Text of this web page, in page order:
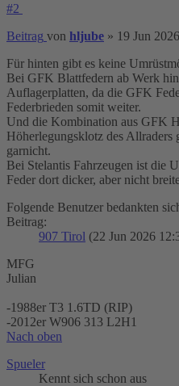
#2
Beitrag von hljube » 19 Jun
Für hinten gibt es keine
Bei GFK Blattfedern ab Werk
Auflagerplatten, da die GFK
Federbrieden somit weiter.
Und die Kombination aus GFK
Höherlegungsklotz des Allraders
garnicht.
Bei Stelantis Fahrzeugen ist die
Feder dort dicker, aber nicht
Folgende Benutzer bedankten
Beitrag:
907 Tirol (22 Jun 2026
MFG
Julian
-1988er T3 1.6TD (RIP)
-2012er W906 313 L2H1
Nach oben
Spueler
Kennt sich schon aus